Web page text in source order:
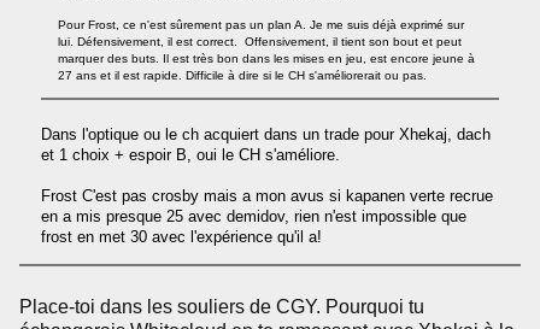
Pour Frost, ce n'est sûrement pas un plan A. Je me suis déjà exprimé sur
lui. Défensivement, il est correct. Offensivement, il tient son bout et peut
marquer des buts. Il est très bon dans les mises en jeu, est encore jeune à
27 ans et il est rapide. Difficile à dire si le CH s'améliorerait ou pas.
Dans l'optique ou le ch acquiert dans un trade pour Xhekaj, dach
et 1 choix + espoir B, oui le CH s'améliore.
Frost C'est pas crosby mais a mon avus si kapanen verte recrue
en a mis presque 25 avec demidov, rien n'est impossible que
frost en met 30 avec l'expérience qu'il a!
Place-toi dans les souliers de CGY. Pourquoi tu